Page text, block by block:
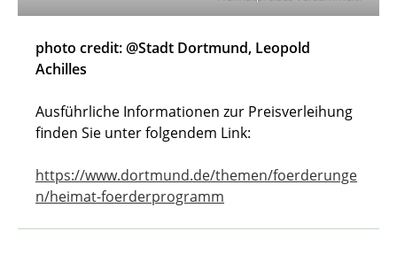
photo credit: @Stadt Dortmund, Leopold
Achilles
Ausführliche Informationen zur Preisverleihung
finden Sie unter folgendem Link:
https://www.dortmund.de/themen/foerderunge
n/heimat-foerderprogramm